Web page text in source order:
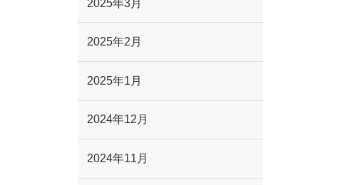
2025年3月
2025年2月
2025年1月
2024年12月
2024年11月